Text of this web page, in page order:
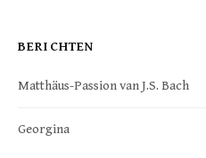
BERICHTEN
Matthäus-Passion van J.S. Bach
Georgina